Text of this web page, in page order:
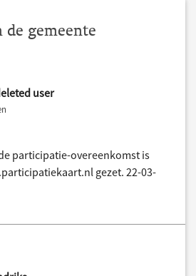
de gemeente
user
participatie-overeenkomst is
gezet. 22-03-